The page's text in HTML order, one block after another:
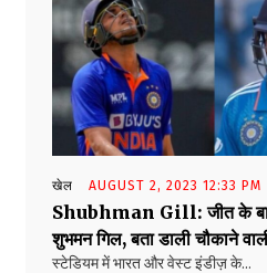
खेल AUGUST 2, 2023 12:33 PM
Shubhman Gill: जीत के
शुभमन गिल, बता डाली चौकाने
स्टेडियम में भारत और वेस्ट इंडीज़ के...